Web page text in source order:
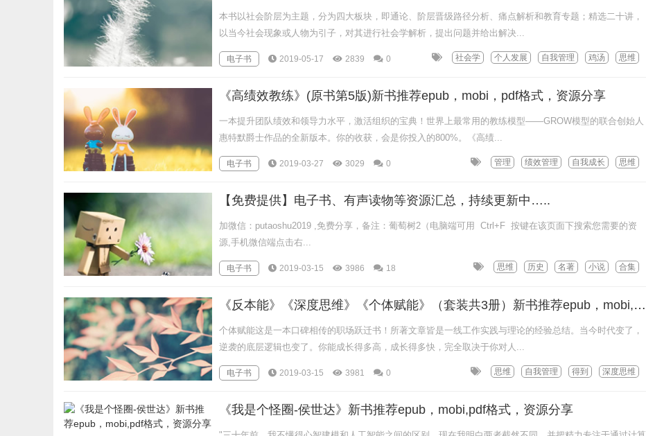
本书以社会阶层为主题，分为四大板块，即通论、阶层晋级路径分析、痛点解析和教育专题；精选二十讲，
以当今社会现象或人物为引子，对其进行社会学解析，提出问题并给出解决...
电子书 2019-05-17 2839 0 社会学 个人发展 自我管理 鸡汤 思维
《高绩效教练》(原书第5版)新书推荐epub，mobi，pdf格式，资源分享
一本提升团队绩效和领导力水平，激活组织的宝典！世界上最常用的教练模型——GROW模型的联合创始人
惠特默爵士作品的全新版本。你的收获，会是你投入的800%。《高绩...
电子书 2019-03-27 3029 0 管理 绩效管理 自我成长 思维
【免费提供】电子书、有声读物等资源汇总，持续更新中…..
加微信：putaoshu2019 ,免费分享，备注：葡萄树2（电脑端可用 Ctrl+F 按键在该页面下搜索您需要的资
源,手机微信端点击右...
电子书 2019-03-15 3986 18 思维 历史 名著 小说 合集
《反本能》《深度思维》《个体赋能》（套装共3册）新书推荐epub，mobi,pdf格式，资源分享
个体赋能这是一本口碑相传的职场跃迁书！所著文章皆是一线工作实践与理论的经验总结。当今时代变了，
逆袭的底层逻辑也变了。你能成长得多高，成长得多快，完全取决于你对人...
电子书 2019-03-15 3981 0 思维 自我管理 得到 深度思维
《我是个怪圈-侯世达》新书推荐epub，mobi,pdf格式，资源分享